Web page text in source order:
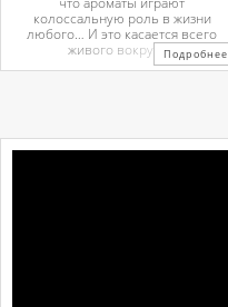
колоссальную роль в жизни
любого… И это касается всего
живого вокруг. ...Подробнее